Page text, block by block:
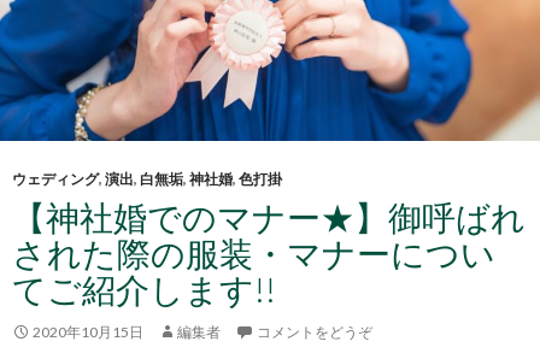
ウェディング, 演出, 白無垢, 神社婚, 色打掛
【神社婚でのマナー★】御呼ばれ
された際の服装・マナーについ
てご紹介します!!
2020年10月15日 編集者 コメントをどうぞ